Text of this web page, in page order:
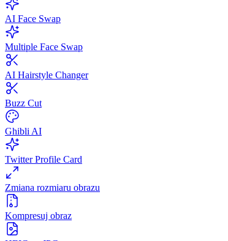
AI Face Swap
Multiple Face Swap
AI Hairstyle Changer
Buzz Cut
Ghibli AI
Twitter Profile Card
Zmiana rozmiaru obrazu
Kompresuj obraz